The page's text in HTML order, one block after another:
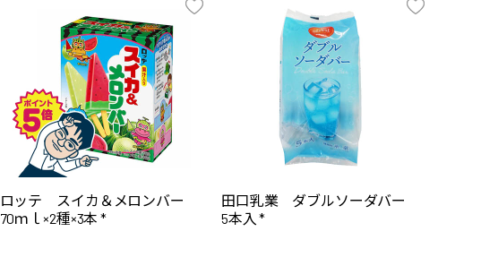
ロッテ スイカ＆メロンバー
70ｍｌ×2種×3本 *
田口乳業 ダブルソーダバー
5本入 *